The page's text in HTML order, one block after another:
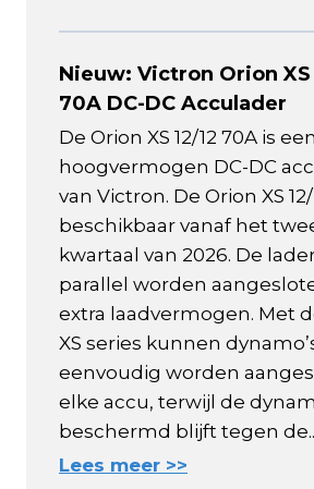
Nieuw: Victron Orion XS
70A DC-DC Acculader
De Orion XS 12/12 70A is
hoogvermogen DC-DC
van Victron. De Orion XS 12/
beschikbaar vanaf het
kwartaal van 2026. De
parallel worden
extra laadvermogen. Met
XS series kunnen
eenvoudig worden
elke accu, terwijl de
beschermd blijft tegen
Lees meer >>